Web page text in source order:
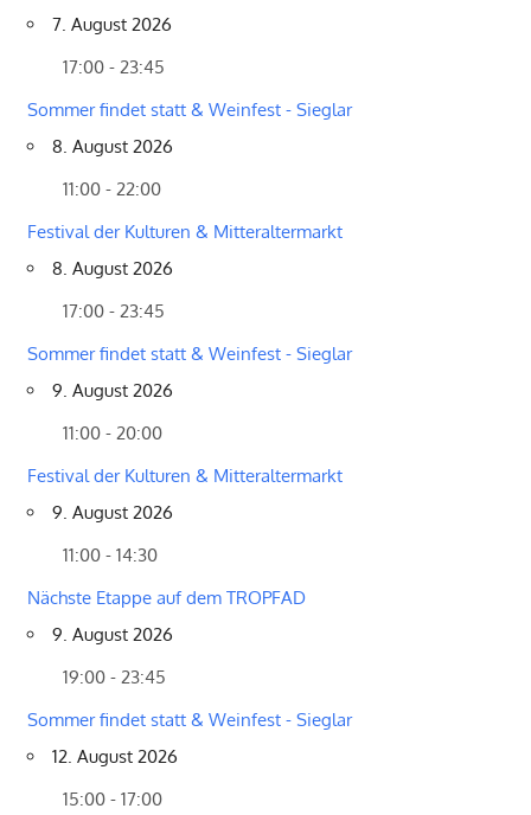
7. August 2026
17:00 - 23:45
Sommer findet statt & Weinfest - Sieglar
8. August 2026
11:00 - 22:00
Festival der Kulturen & Mitteraltermarkt
8. August 2026
17:00 - 23:45
Sommer findet statt & Weinfest - Sieglar
9. August 2026
11:00 - 20:00
Festival der Kulturen & Mitteraltermarkt
9. August 2026
11:00 - 14:30
Nächste Etappe auf dem TROPFAD
9. August 2026
19:00 - 23:45
Sommer findet statt & Weinfest - Sieglar
12. August 2026
15:00 - 17:00